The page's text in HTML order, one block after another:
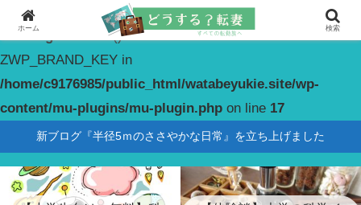
Warning
: constant(): Couldn't find constant
ZWP_BRAND_KEY in
/home/c9176985/public_html/watabeyukie.site/wp-
content/mu-plugins/mu-plugin.php on line 17
新ブログ『半径5ｍのささやかな日常』を立ち上げました
ホーム 検索